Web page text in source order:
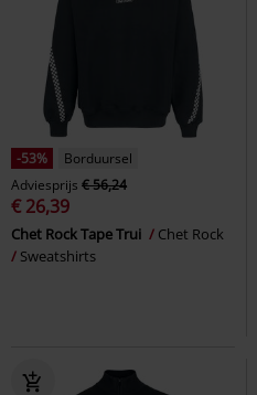
-53%
Borduursel
Adviesprijs € 56,24
€ 26,39
Chet Rock Tape Trui
Chet Rock
Sweatshirts